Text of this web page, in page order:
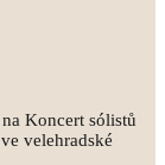
Koncert sólistů
velehradské